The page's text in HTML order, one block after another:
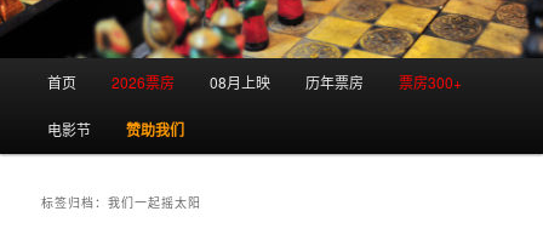
首页 2026票房 08月上映 历年票房 票房300+
电影节 赞助我们
标签归档：我们一起摇太阳